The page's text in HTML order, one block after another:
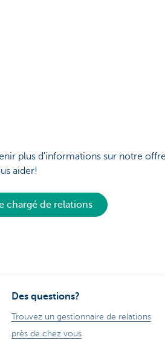
plus d'informations sur notre
aider!
chargé de relations
Des questions?
Trouvez un gestionnaire de relations
près de chez vous